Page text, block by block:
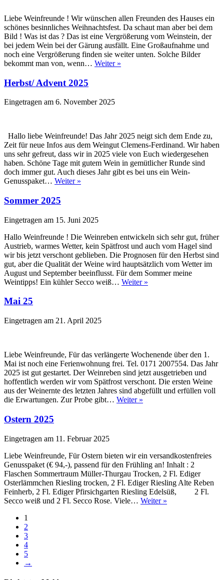
Liebe Weinfreunde ! Wir wünschen allen Freunden des Hauses ein
schönes besinnliches Weihnachtsfest. Da schaut man aber bei dem
Bild ! Was ist das ? Das ist eine Vergrößerung vom Weinstein, der
bei jedem Wein bei der Gärung ausfällt. Eine Großaufnahme und
noch eine Vergrößerung finden sie weiter unten. Solche Bilder
bekommt man von, wenn… Weiter »
Herbst/ Advent 2025
Eingetragen am 6. November 2025
Hallo liebe Weinfreunde! Das Jahr 2025 neigt sich dem Ende zu,
Zeit für neue Infos aus dem Weingut Clemens-Ferdinand. Wir haben
uns sehr gefreut, dass wir in 2025 viele von Euch wiedergesehen
haben. Schöne Tage mit gutem Wein in gemütlicher Runde sind
doch immer gut. Auch dieses Jahr gibt es bei uns ein Wein-
Genusspaket… Weiter »
Sommer 2025
Eingetragen am 15. Juni 2025
Hallo Weinfreunde ! Die Weinreben entwickeln sich sehr gut, früher
Austrieb, warmes Wetter, kein Spätfrost und auch vom Hagel sind
wir bis jetzt verschont geblieben. Die Prognosen für den Herbst sind
gut, aber die Qualität der Weine wird hauptsätzlich vom Wetter im
August und September beeinflusst. Für dem Sommer meine
Weintipps! Ein kühler Secco weiß… Weiter »
Mai 25
Eingetragen am 21. April 2025
Liebe Weinfreunde, Für das verlängerte Wochenende über den 1.
Mai ist noch eine Ferienwohnung frei. Tel. 0171 2007554. Das Jahr
2025 ist gut gestartet. Der Weinreben sind jetzt ausgetrieben und
hoffentlich werden wir vom Spätfrost verschont. Die ersten Weine
aus der Weinernte des letzten Jahres sind abgefüllt und erfüllen voll
die Erwartungen. Zur Probe gibt… Weiter »
Ostern 2025
Eingetragen am 11. Februar 2025
Liebe Weinfreunde, Für Ostern bieten wir ein versandkostenfreies
Genusspaket (€ 94,-), passend für den Frühling an! Inhalt : 2
Flaschen Sommertraum Müller-Thurgau Trocken, 2 Fl. Ediger
Osterlämmchen Riesling trocken, 2 Fl. Ediger Riesling Alte Reben
Feinherb, 2 Fl. Ediger Pfirsichgarten Riesling Edelsüß, 2 Fl.
Secco weiß und 2 Fl. Secco Rose. Viele… Weiter »
1
2
3
4
5
→